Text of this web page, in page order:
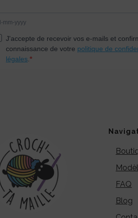
FAQ
Blog